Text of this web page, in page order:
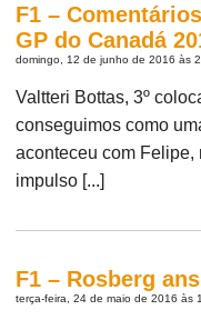
F1 –
GP do Canadá
domingo, 12 de junho de 2016 às
Valtteri Bottas, 3º
conseguimos como
aconteceu com Felipe,
impulso [...]
F1 – Rosberg
terça-feira, 24 de maio de 2016 às